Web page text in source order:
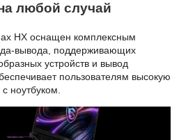
любой случай
HX оснащен комплексным
вывода, поддерживающих
устройств и вывод
пользователям высокую
ноутбуком.